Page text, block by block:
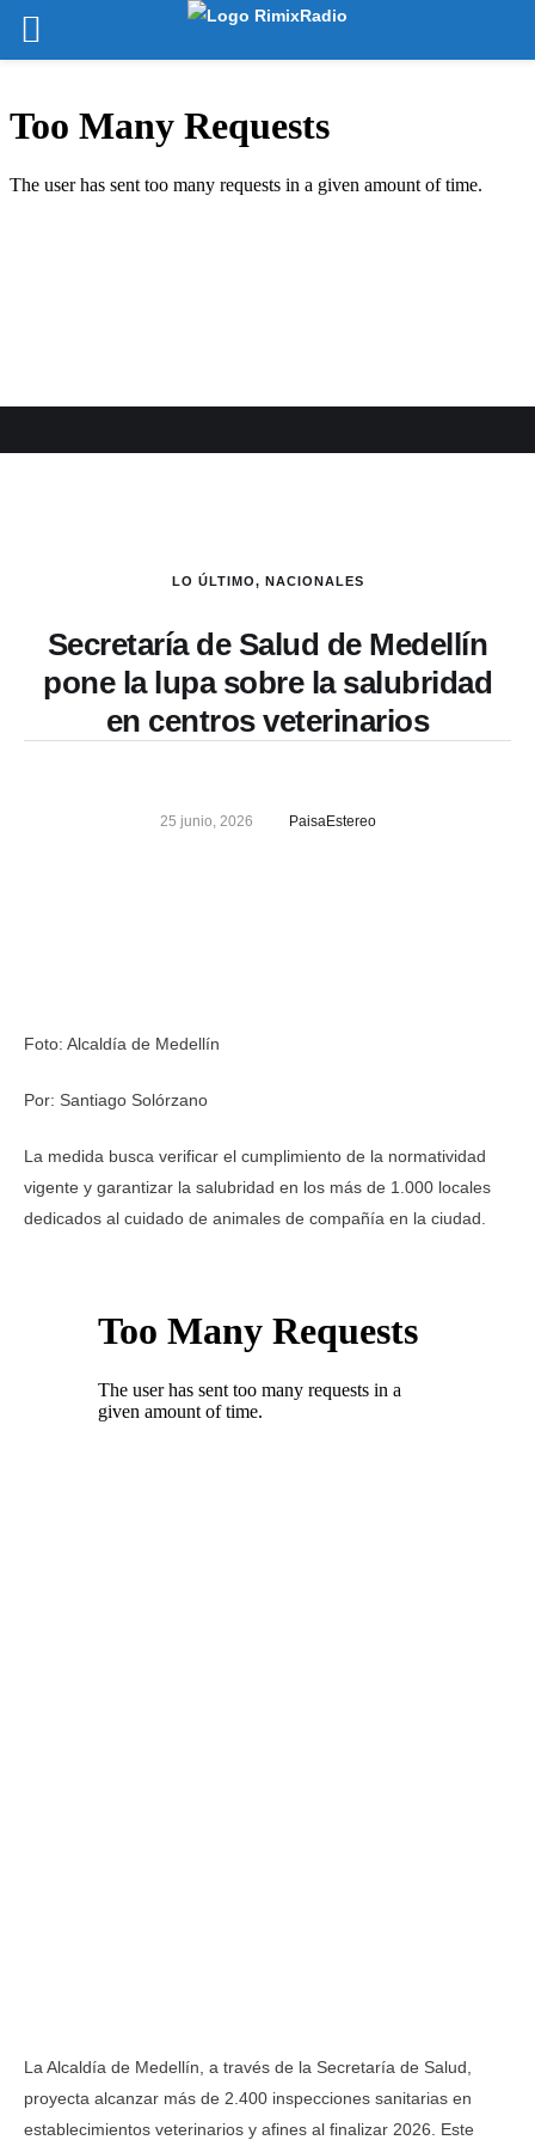
LO ÚLTIMO, NACIONALES
Secretaría de Salud de Medellín
pone la lupa sobre la salubridad
en centros veterinarios
25 junio, 2026 PaisaEstereo
Foto: Alcaldía de Medellín
Por: Santiago Solórzano
La medida busca verificar el cumplimiento de la normatividad
vigente y garantizar la salubridad en los más de 1.000 locales
dedicados al cuidado de animales de compañía en la ciudad.
La Alcaldía de Medellín, a través de la Secretaría de Salud,
proyecta alcanzar más de 2.400 inspecciones sanitarias en
establecimientos veterinarios y afines al finalizar 2026. Este